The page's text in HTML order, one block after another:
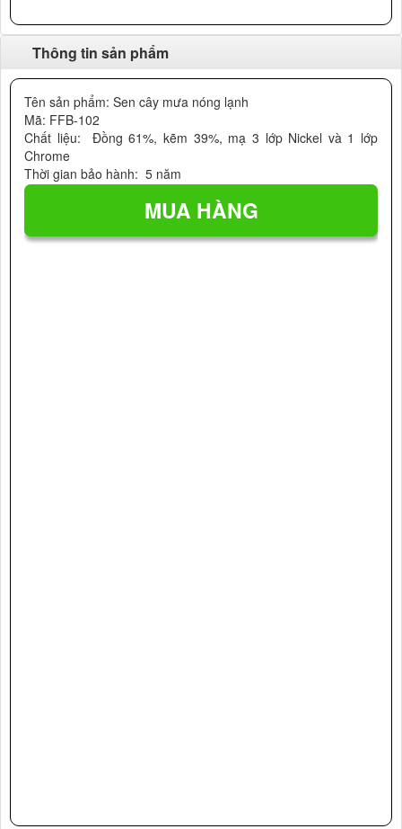
Thông tin sản phẩm
Tên sản phẩm: Sen cây mưa nóng lạnh
Mã: FFB-102
Chất liệu: Đồng 61%, kẽm 39%, mạ 3 lớp Nickel và 1 lớp
Chrome
Thời gian bảo hành: 5 năm